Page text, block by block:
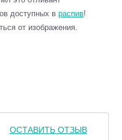
доступных враспив!
от изображения.
ОСТАВИТЬ ОТЗЫВ